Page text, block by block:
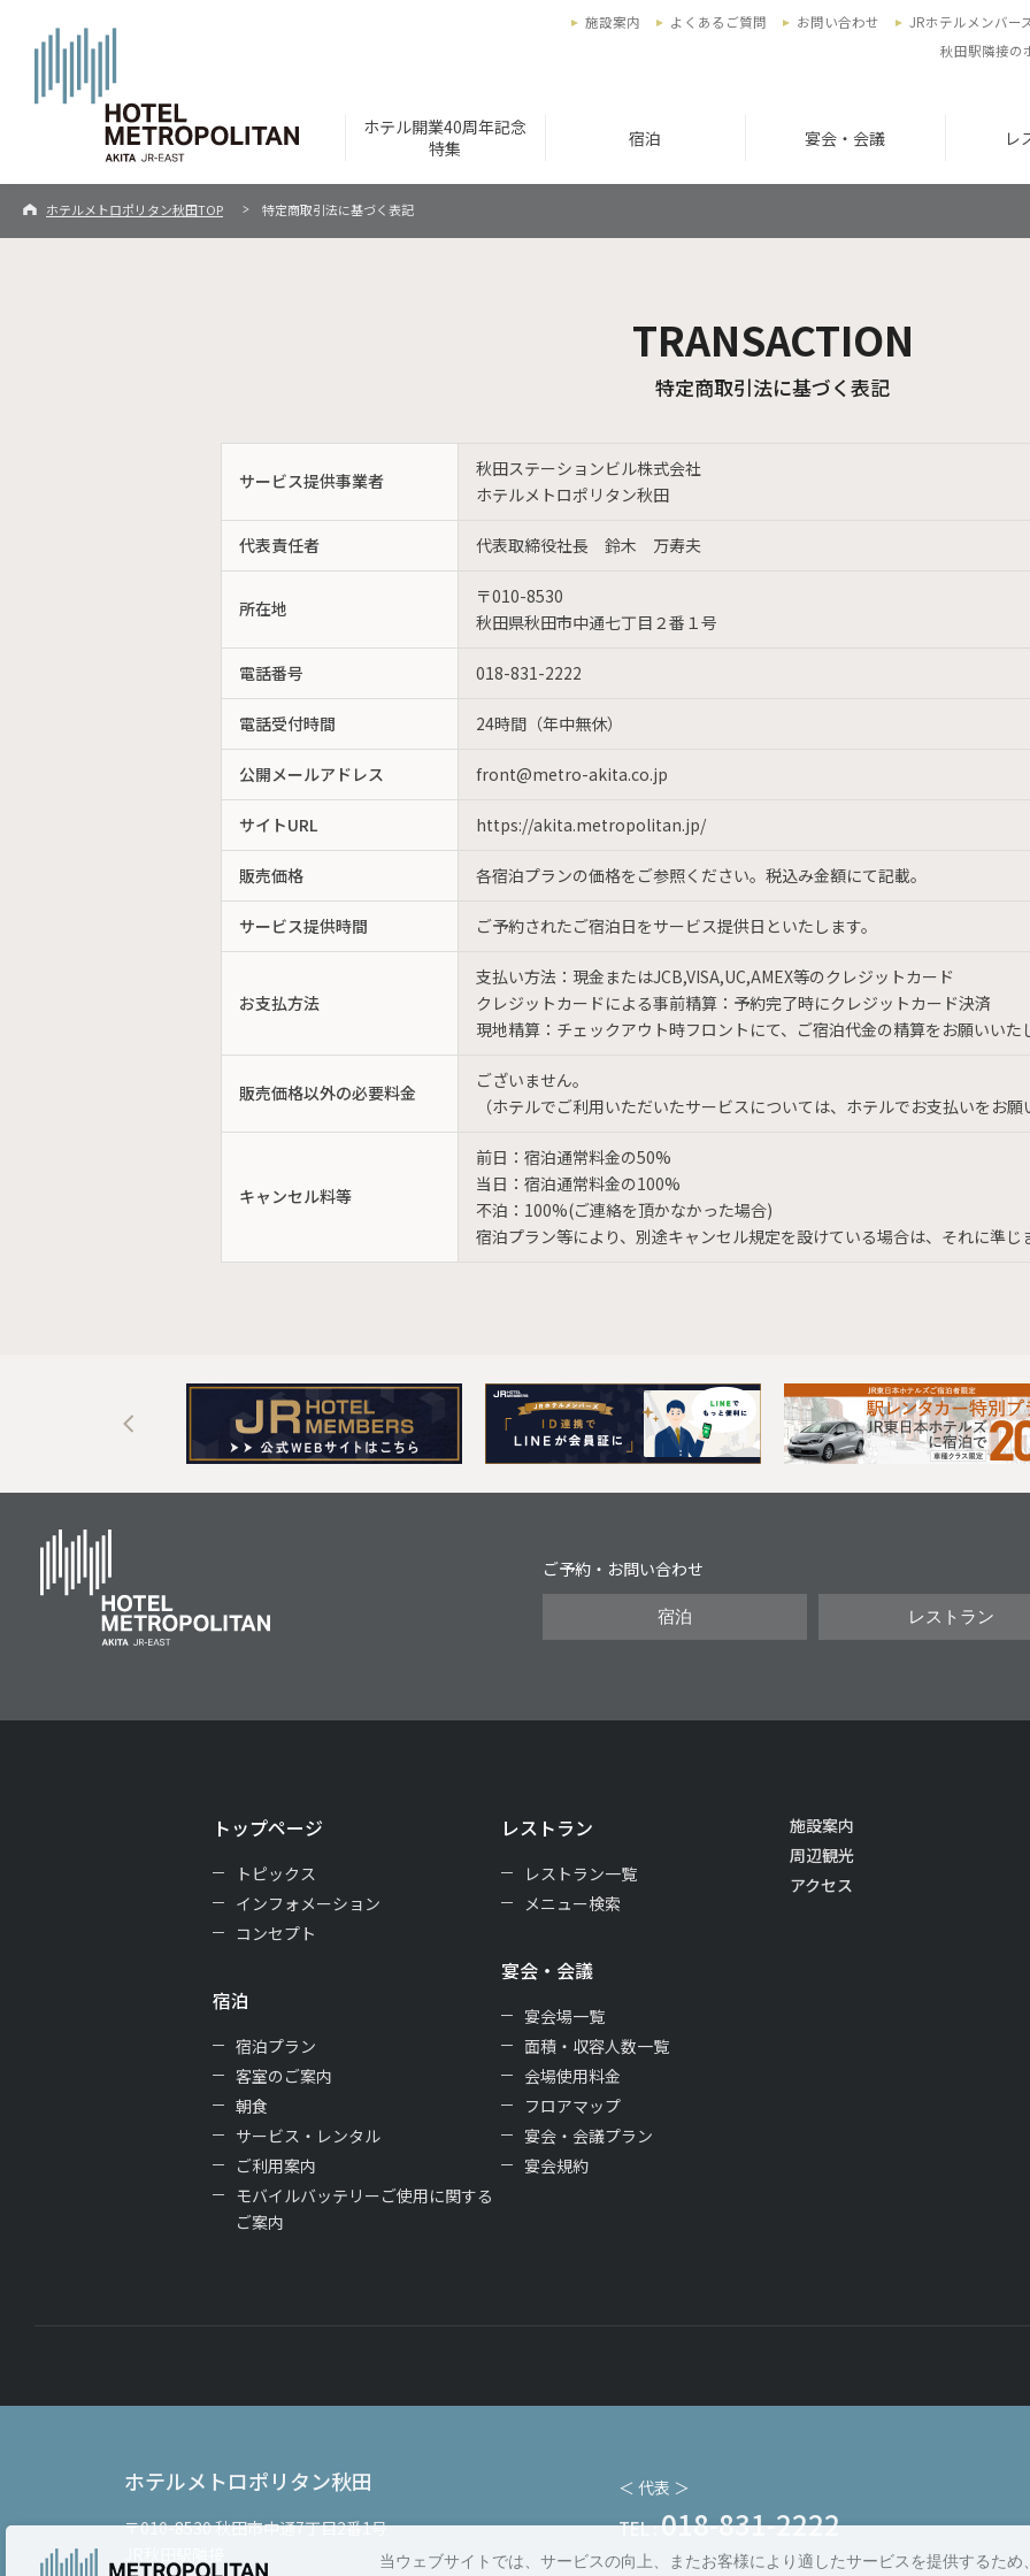
ホテル開業40周年記念
特集
宿泊 宴会・会議 レ
施設案内 よくあるご質問 お問い合わせ
JRホテルメンバー
秋田駅隣接の
ホテルメトロポリタン秋田TOP 特定商取引法に基づく表記
TRANSACTION
特定商取引法に基づく表記
サービス提供事業者
秋田ステーションビル株式会社
ホテルメトロポリタン秋田
代表責任者 代表取締役社長 鈴木 万寿夫
所在地
〒010-8530
秋田県秋田市中通七丁目２番１号
電話番号 018-831-2222
電話受付時間 24時間（年中無休）
公開メールアドレス front@metro-akita.co.jp
サイトURL https://akita.metropolitan.jp/
販売価格 各宿泊プランの価格をご参照ください。税込み金額にて記載。
サービス提供時間 ご予約されたご宿泊日をサービス提供日といたします。
お支払方法
支払い方法：現金またはJCB,VISA,UC,AMEX等のクレジットカード
クレジットカードによる事前精算：予約完了時にクレジットカード決済
現地精算：チェックアウト時フロントにて、ご宿泊代金の精算をお願いいた
販売価格以外の必要料金
ございません。
（ホテルでご利用いただいたサービスについては、ホテルでお支払いをお
キャンセル料等
前日：宿泊通常料金の50%
当日：宿泊通常料金の100%
不泊：100%(ご連絡を頂かなかった場合)
宿泊プラン等により、別途キャンセル規定を設けている場合は、それに準じ
Next
ご予約・お問い合わせ
宿泊 レストラン
トップページ
トピックス
インフォメーション
コンセプト
宿泊
宿泊プラン
客室のご案内
朝食
サービス・レンタル
ご利用案内
モバイルバッテリーご使用に関する
ご案内
レストラン
レストラン一覧
メニュー検索
宴会・会議
宴会場一覧
面積・収容人数一覧
会場使用料金
フロアマップ
宴会・会議プラン
宴会規約
施設案内
周辺観光
アクセス
ホテルメトロポリタン秋田
〒010-8530秋田市中通7丁目2番1号
＜ 代表 ＞
TEL :018-831-2222
当ウェブサイトでは、サービスの向上、またお客様により適したサービスを提供するた